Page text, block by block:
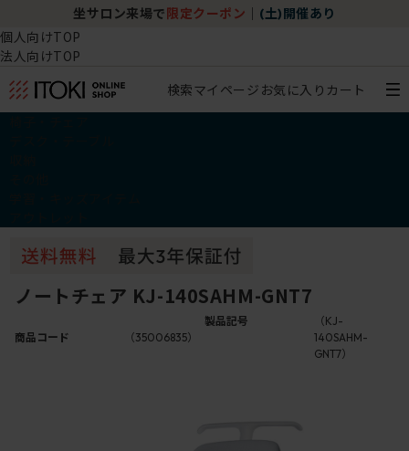
坐サロン来場で 限定クーポン (土)開催あり
個人向けTOP
法人向けTOP
検索マイページ お気に入り カート
ノートチェア KJ-140SAHM-GNT7
商品コード （35006835）
製品記号
（KJ-
140SAHM-
GNT7）